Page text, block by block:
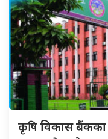
कृषिविकास बैंकका